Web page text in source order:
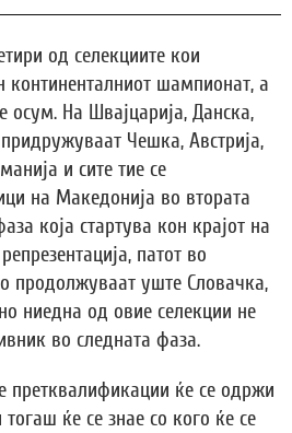
од селекциите кои
континенталниот шампионат, а
осум. На Швајцарија, Данска,
Чешка, Австрија,
и сите тие се
на Македонија во втората
која стартува кон крајот на
патот во
продолжуваат уште Словачка,
ниедна од овие селекции не
во следната фаза.
претквалификации ќе се одржи
ќе се знае со кого ќе се